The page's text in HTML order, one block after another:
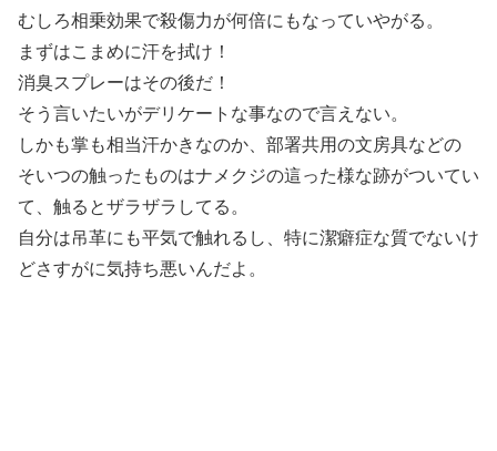
むしろ相乗効果で殺傷力が何倍にもなっていやがる。
まずはこまめに汗を拭け！
消臭スプレーはその後だ！
そう言いたいがデリケートな事なので言えない。
しかも掌も相当汗かきなのか、部署共用の文房具などの
そいつの触ったものはナメクジの這った様な跡がついてい
て、触るとザラザラしてる。
自分は吊革にも平気で触れるし、特に潔癖症な質でないけ
どさすがに気持ち悪いんだよ。